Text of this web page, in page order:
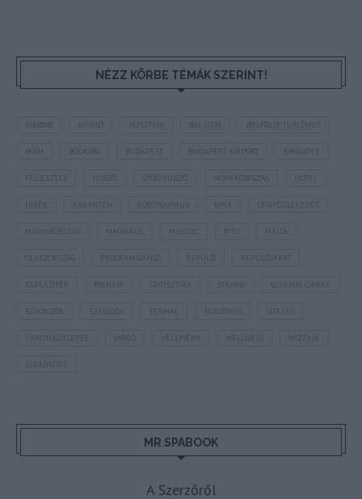
NÉZZ KÖRBE TÉMÁK SZERINT!
AUSZTRIA BALATON BELFÖLDI TURIZMUS
BUDAPEST BUDAPEST AIRPORT EMIRATES
FEJLESZTÉS HORVÁTORSZÁG HOTEL
KARANTÉN LÉGIKÖZLEKEDÉS
MAGYARORSZÁG MTÜ MÁLTA
OLASZORSZÁG REPÜLŐJÁRAT
REPÜLŐTÉR STATISZTIKA STRAND SZAKMAI CIKKEK
SZPONZOR SZÁLLODA TERMÁL TURIZMUS UTAZÁS
VAKCINAÚTLEVÉL WIZZAIR
ÚJRANYITÁS
MR SPABOOK
A Szerzőről